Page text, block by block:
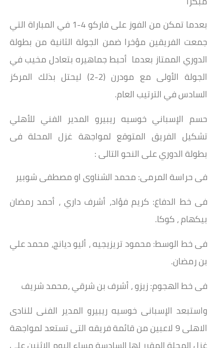
بعدما تمكن من الفوز على فاركو 4-1 في المباراة التي
جمعت الفريقين مؤخرا ضمن الجولة الثانية من بطولة
الدوري الممتاز بعدما أحبط جماهيره بتعادل مخيب في
الجولة الأولى مع مودرن (2-2) ليحتل بذلك المركز
السادس في الترتيب العام.
حسم الإسباني خوسيه ريبيرو المدير الفني للأهلي
تشكيل الفريق المتوقع لمواجهة غزل المحلة فى
بطولة الدوري على النحو التالى :
فى حراسة المرمى: محمد الشناوى او مصطفى شوبير
فى خط الدفاع: كريم فؤاد، أشرف داري ، أحمد رمضان
بيكهام ، كوكا.
فى خط الوسط: محمود تريزيجيه ، أليو ديانج، محمد علي
بن رمضان.
فى خط الهجوم: زيزو ، أشرف بن شرقي ،محمد شريف
واستبعد الإسبانى خوسيه ريبيرو المدير الفنى للنادى
الاهلى 9 لاعبين من قائمة فريقه التى تستعد لمواجهة